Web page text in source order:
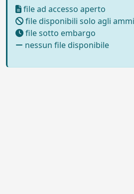
file ad accesso aperto
file disponibili solo agli
file sotto embargo
nessun file disponibile